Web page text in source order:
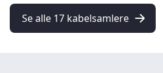
Se alle 17 kabelsamlere